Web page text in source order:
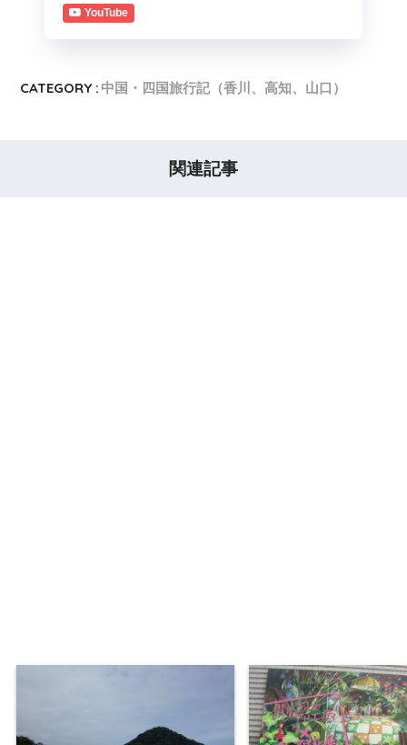
YouTube
CATEGORY : 中国・四国旅行記（香川、高知、山口）
関連記事